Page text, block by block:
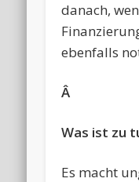
danach,
ebenfalls
Â
Was ist zu
Es macht